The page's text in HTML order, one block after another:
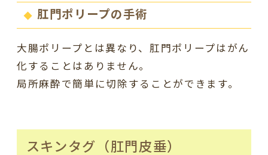
肛門ポリープの手術
大腸ポリープとは異なり、肛門ポリープはがん
化することはありません。
局所麻酔で簡単に切除することができます。
スキンタグ（肛門皮垂）